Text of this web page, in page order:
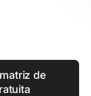
de